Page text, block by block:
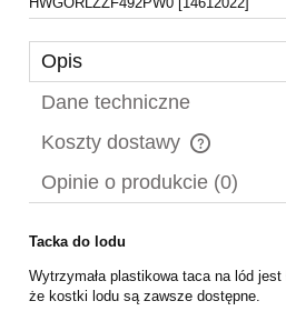
Opis
Dane techniczne
Koszty dostawy
Cena nie zawiera ewentualnych
Opinie o produkcie (0)
Tacka do lodu
Wytrzymała plastikowa taca na lód jest
że kostki lodu są zawsze dostępne.